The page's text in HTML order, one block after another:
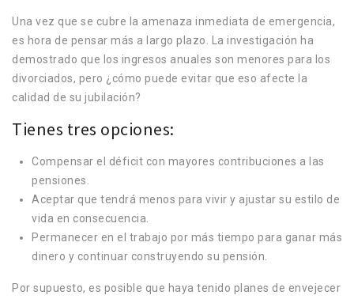
Una vez que se cubre la amenaza inmediata de emergencia,
es hora de pensar más a largo plazo. La investigación ha
demostrado que los ingresos anuales son menores para los
divorciados, pero ¿cómo puede evitar que eso afecte la
calidad de su jubilación?
Tienes tres opciones:
Compensar el déficit con mayores contribuciones a las
pensiones.
Aceptar que tendrá menos para vivir y ajustar su estilo de
vida en consecuencia.
Permanecer en el trabajo por más tiempo para ganar más
dinero y continuar construyendo su pensión.
Por supuesto, es posible que haya tenido planes de envejecer